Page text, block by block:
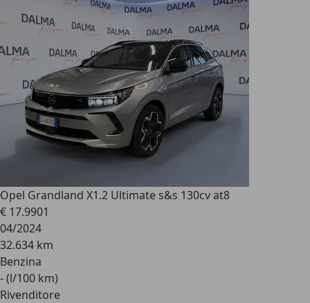
Opel Grandland X1.2 Ultimate s&s 130cv at8
€ 17.9901
04/2024
32.634 km
Benzina
- (l/100 km)
Rivenditore